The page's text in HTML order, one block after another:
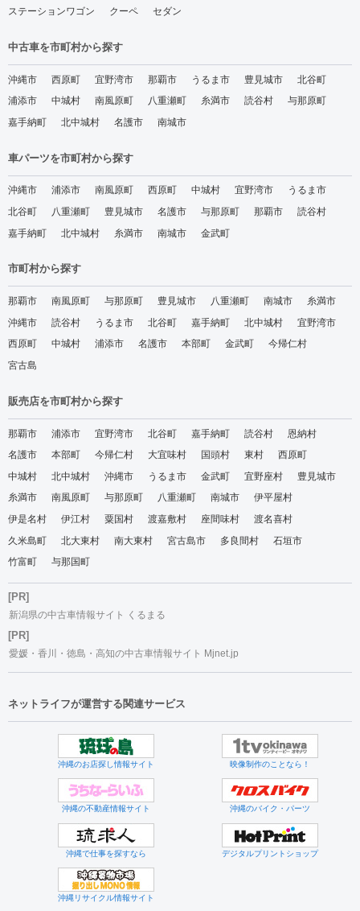
ステーションワゴン
クーペ セダン
中古車を市町村から探す
沖縄市 西原町 宜野湾市 那覇市 うるま市 豊見城市
北谷町
浦添市
中城村 南風原町 八重瀬町 糸満市 読谷村
与那原町
嘉手納町
北中城村 名護市 南城市
車パーツを市町村から探す
沖縄市 浦添市 南風原町 西原町 中城村 宜野湾市
うるま市
北谷町
八重瀬町 豊見城市 名護市 与那原町 那覇市
読谷村
嘉手納町
北中城村 糸満市 南城市 金武町
市町村から探す
那覇市 南風原町 与那原町 豊見城市 八重瀬町 南城市
糸満市
沖縄市
読谷村 うるま市 北谷町 嘉手納町 北中城村
宜野湾市
西原町
中城村 浦添市 名護市 本部町 金武町
今帰仁村
宮古島
販売店を市町村から探す
那覇市 浦添市 宜野湾市 北谷町 嘉手納町 読谷村
恩納村
名護市
本部町 今帰仁村 大宜味村 国頭村 東村
西原町
中城村
北中城村 沖縄市 うるま市 金武町 宜野座村
豊見城市
糸満市
南風原町 与那原町 八重瀬町 南城市
伊平屋村
伊是名村
伊江村 粟国村 渡嘉敷村 座間味村
渡名喜村
久米島町
北大東村 南大東村 宮古島市 多良間村
石垣市
竹富町
与那国町
[PR]
新潟県の中古車情報サイト くるまる
[PR]
愛媛・香川・徳島・高知の中古車情報サイト Mjnet.jp
ネットライフが運営する関連サービス
沖縄のお店探し情報サイト 映像制作のことなら！
沖縄の不動産情報サイト 沖縄のバイク・パーツ
沖縄で仕事を探すなら デジタルプリントショップ
沖縄リサイクル情報サイト